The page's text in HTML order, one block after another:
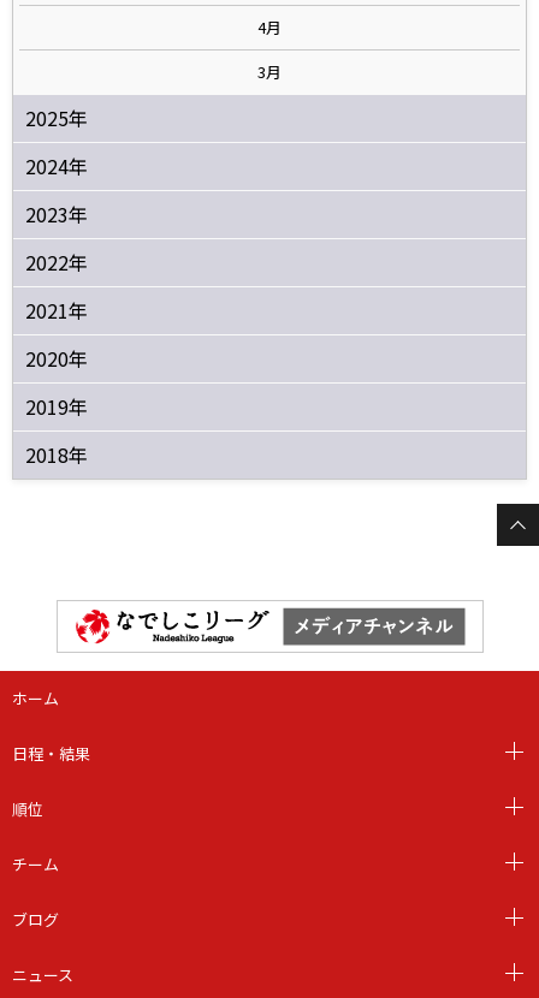
4月
3月
2025年
2024年
2023年
2022年
2021年
2020年
2019年
2018年
ホーム
日程・結果
順位
チーム
ブログ
ニュース